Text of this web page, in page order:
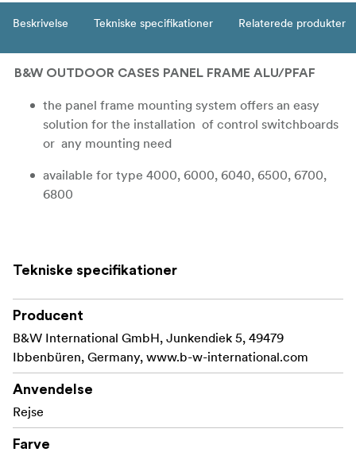
Beskrivelse Tekniske specifikationer Relaterede produkter
B&W OUTDOOR CASES PANEL FRAME ALU/PFAF
the panel frame mounting system offers an easy
solution for the installation of control switchboards
or any mounting need
available for type 4000, 6000, 6040, 6500, 6700,
6800
Tekniske specifikationer
Producent
B&W International GmbH, Junkendiek 5, 49479
Ibbenbüren, Germany, www.b-w-international.com
Anvendelse
Rejse
Farve